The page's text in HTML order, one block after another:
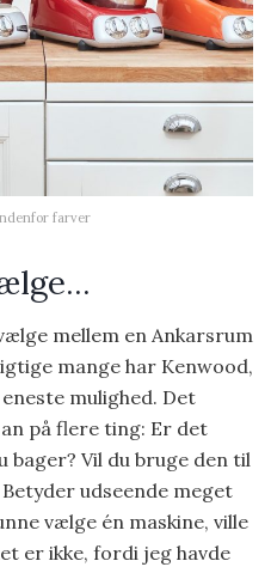
farver
mellem en Ankarsrum
mange har Kenwood,
mulighed. Det
på flere ting: Er det
bager? Vil du bruge den til
udseende meget
vælge én maskine, ville
er ikke, fordi jeg havde